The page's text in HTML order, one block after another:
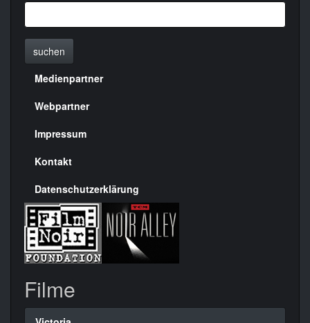
suchen
Menülinks
rechte
Seite
Medienpartner
Webpartner
Impressum
Kontakt
Datenschutzerklärung
Filme